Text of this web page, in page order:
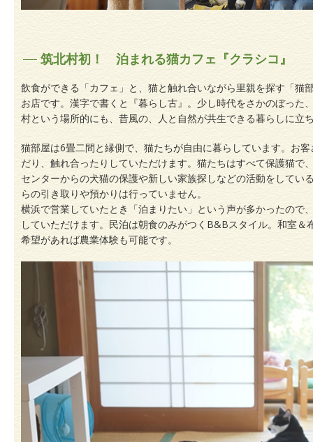
筑北村初！ 泊まれる猫カフェ『クラシコ』
飲食ができる「カフェ」と、猫と触れ合いながら里親を探す「猫
お店です。漢字で書くと『暮らし古』。少し時代をさかのぼった
村という場所的にも、昔風の、人と自然が共生できる暮らしに立
猫部屋は6畳二間と縁側で、猫たちが自由に暮らしています。お
だり、触れ合ったりしていただけます。猫たちはすべて保護猫で
センターからの犬猫の保護や新しい家族探しなどの活動をしてい
らの引き取りや預かりは行っていません。
横浜で営業していたとき「泊まりたい」という声が多かったので
していただけます。民泊は朝食のみがつくB&Bスタイル。和室
希望があれば農業体験も可能です。